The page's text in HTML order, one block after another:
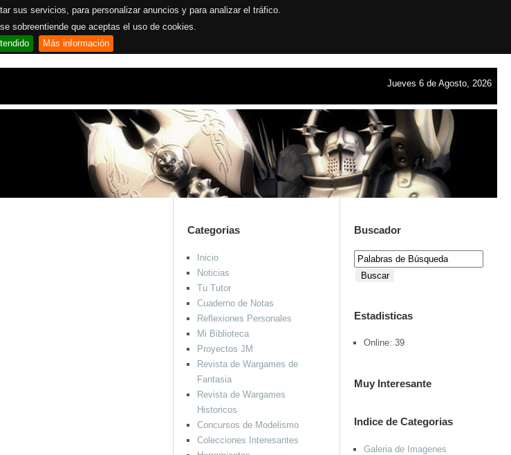
sus servicios, para personalizar anuncios y para analizar el tráfico.
sobreentiende que aceptas el uso de cookies.
Más información
Jueves 6 de Agosto, 2026
Buscador
Estadisticas
Online: 39
Muy Interesante
Indice de Categorias
Galeria de Imagenes
Categorias
Inicio
Noticias
Tu Tutor
Cuaderno de Notas
Reflexiones Personales
Mi Biblioteca
Proyectos JM
Revista de Wargames de
Fantasia
Revista de Wargames
Historicos
Concursos de Modelismo
Colecciones Interesantes